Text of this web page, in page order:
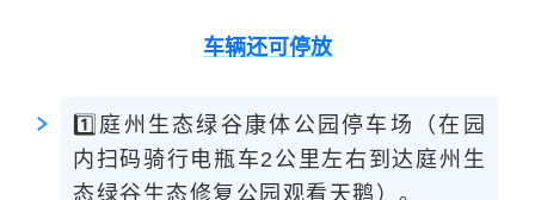
车辆还可停放
1️⃣庭州生态绿谷康体公园停车场（在园
内扫码骑行电瓶车2公里左右到达庭州生
态绿谷生态修复公园观看天鹅）。